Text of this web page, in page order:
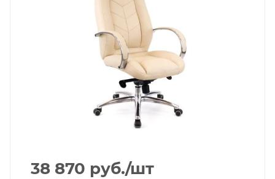
38 870 руб./шт